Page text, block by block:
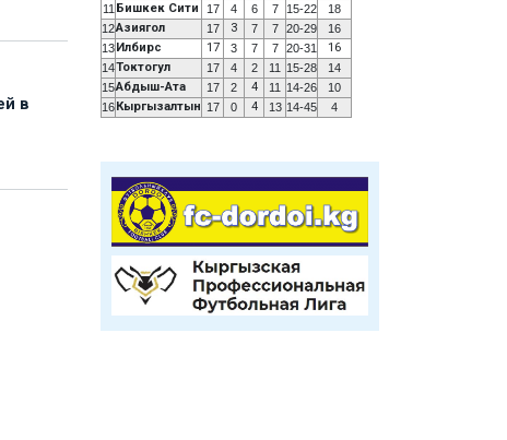
в
11 Бишкек Сити 17 4 6 7 15-22
18
12Азиягол 17 3 7 7 20-29
16
13 Илбирс 17 3 7 7 20-31 16
14Токтогул 17 4 2 11 15-28
14
15Абдыш-Ата 17 2 4 11 14-26
10
16 Кыргызалтын 17 0 4 13 14-45 4